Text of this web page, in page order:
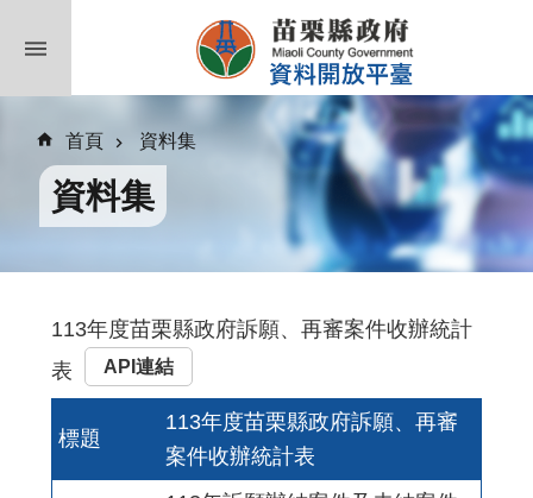
首頁 資料集
資料集
113年度苗栗縣政府訴願、再審案件收辦統計
表
API連結
標題
113年度苗栗縣政府訴願、再審
案件收辦統計表